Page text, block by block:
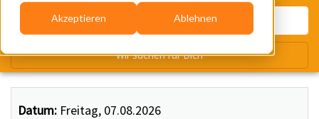
Akzeptieren Ablehnen
Datum: Freitag, 07.08.2026
Wir suchen für Dich